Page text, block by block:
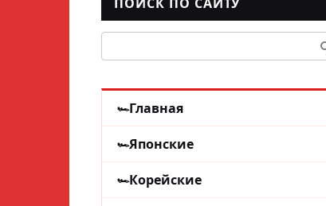
Главная
Японские
Корейские